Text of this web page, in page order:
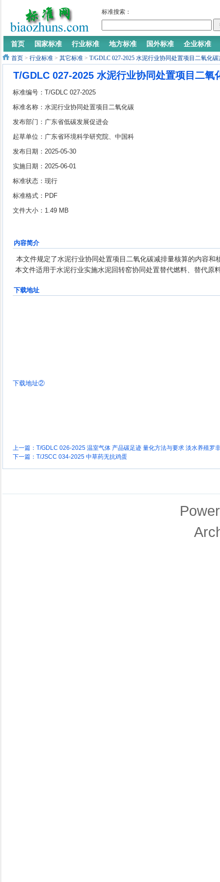
标准搜索：
首页 国家标准 行业标准 地方标准 国外标准 企业标准
首页 > 行业标准 > 其它标准 > T/GDLC 027-2025 水泥行业协同处置项目二氧化
T/GDLC 027-2025 水泥行业协同处置项目二氧
标准编号：T/GDLC 027-2025
标准名称：水泥行业协同处置项目二氧化碳
减排量核算方法学
发布部门：广东省低碳发展促进会
起草单位：广东省环境科学研究院、中国科
学院广州能源研究所、广东省环境科学学
会、广东省水泥行业协会、广东省低碳发展
促进会、广东塔牌集团股份有限公司蕉岭分
公司、梅州皇马水泥有限公司、蕉岭县龙腾
旋窑水泥有限公司、广州市越堡水泥有限公
发布日期：2025-05-30
实施日期：2025-06-01
标准状态：现行
标准格式：PDF
文件大小：1.49 MB
内容简介
本文件规定了水泥行业协同处置项目二氧化碳减排量核算的内容和
本文件适用于水泥行业实施水泥回转窑协同处置替代燃料、替代原
下载地址
下载地址②
上一篇： T/GDLC 026-2025 温室气体 产品碳足迹 量化方法与要求 淡水养殖罗
下一篇： T/JSCC 034-2025 中草药无抗鸡蛋